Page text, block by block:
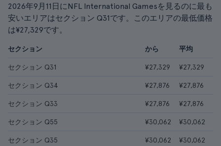
2026年9月11日にNFL International Gamesを見るのに最も
安いエリアはセクション Q31です。このエリアの最低価格
は¥27,329です。
セクション から 平均
セクション Q31 ¥27,329 ¥27,329
セクション Q34 ¥27,876 ¥27,876
セクション Q33 ¥27,876 ¥27,876
セクション Q55 ¥30,062 ¥30,062
セクション Q35 ¥30,062 ¥30,062